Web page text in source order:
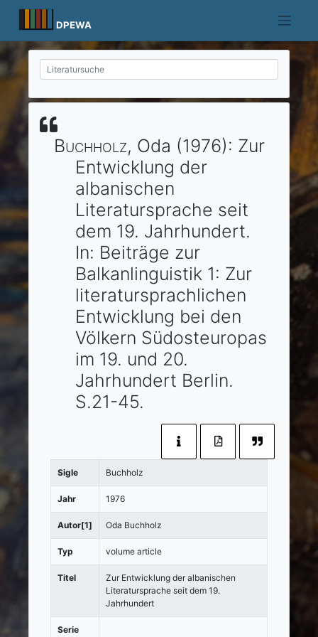
content
DPEWA
Buchholz, Oda (1976): Zur
Entwicklung der
albanischen
Literatursprache seit
dem 19. Jahrhundert.
In: Beiträge zur
Balkanlinguistik 1: Zur
literatursprachlichen
Entwicklung bei den
Völkern Südosteuropas
im 19. und 20.
Jahrhundert Berlin.
S.21-45.
Sigle Buchholz
Jahr 1976
Autor[1] Oda Buchholz
Typ volume article
Titel
Zur Entwicklung der albanischen
Literatursprache seit dem 19.
Jahrhundert
Serie